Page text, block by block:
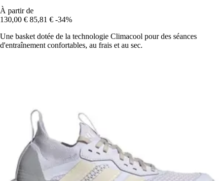
À partir de
130,00 € 85,81 € -34%
Une basket dotée de la technologie Climacool pour des séances
d'entraînement confortables, au frais et au sec.